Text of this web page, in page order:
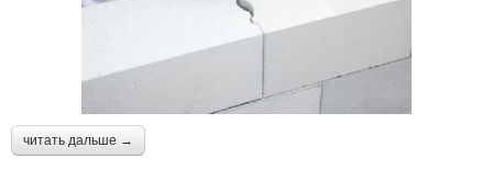
читать дальше →